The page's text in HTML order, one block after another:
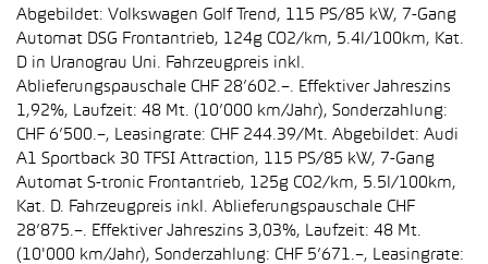
Abgebildet: Volkswagen Golf Trend, 115 PS/85 kW, 7-Gang
Automat DSG Frontantrieb, 124g CO2/km, 5.4l/100km, Kat.
D in Uranograu Uni. Fahrzeugpreis inkl.
Ablieferungspauschale CHF 28’602.–. Effektiver Jahreszins
1,92%, Laufzeit: 48 Mt. (10’000 km/Jahr), Sonderzahlung:
CHF 6’500.–, Leasingrate: CHF 244.39/Mt. Abgebildet: Audi
A1 Sportback 30 TFSI Attraction, 115 PS/85 kW, 7-Gang
Automat S-tronic Frontantrieb, 125g CO2/km, 5.5l/100km,
Kat. D. Fahrzeugpreis inkl. Ablieferungspauschale CHF
28’875.–. Effektiver Jahreszins 3,03%, Laufzeit: 48 Mt.
(10'000 km/Jahr), Sonderzahlung: CHF 5’671.–, Leasingrate: